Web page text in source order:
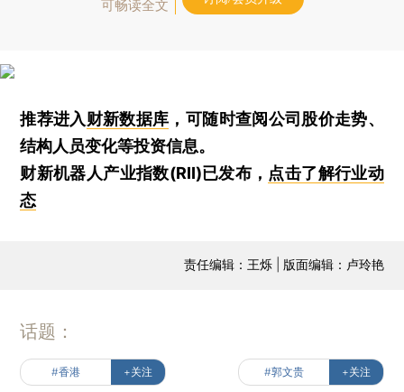
可畅读全文
推荐进入财新数据库 ，可随时查阅公司股价走势、
结构人员变化等投资信息。
财新机器人产业指数(RII)已发布， 点击了解行业动
态
责任编辑：王烁 | 版面编辑：卢玲艳
话题：
#香港 +关注 #郭文贵 +关注